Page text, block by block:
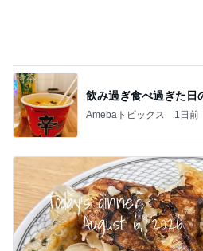
エルメスの皿に盛り付け大失敗
Amebaトピックス 18時間前
記事を読